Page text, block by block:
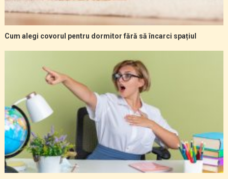
Cum alegi covorul pentru dormitor fără să încarci spațiul